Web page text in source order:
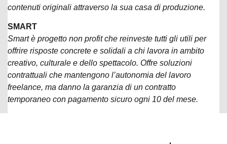
contenuti originali attraverso la sua casa di produzione.
SMART
Smart è progetto non profit che reinveste tutti gli utili per
offrire risposte concrete e solidali a chi lavora in ambito
creativo, culturale e dello spettacolo. Offre soluzioni
contrattuali che mantengono l’autonomia del lavoro
freelance, ma danno la garanzia di un contratto
temporaneo con pagamento sicuro ogni 10 del mese.